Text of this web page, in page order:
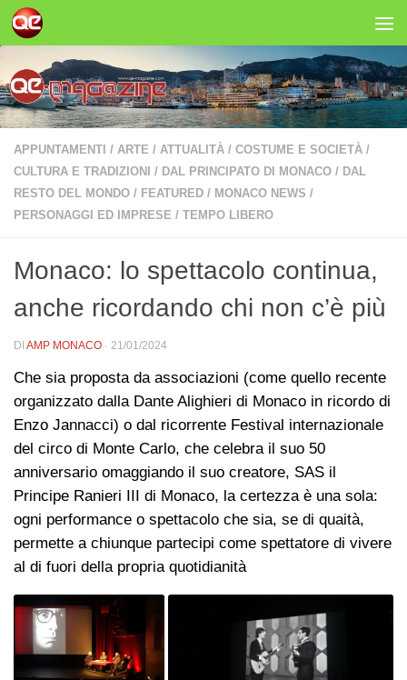
Salta al contenuto
APPUNTAMENTI / ARTE / ATTUALITÀ / COSTUME E SOCIETÀ /
CULTURA E TRADIZIONI
/ DAL PRINCIPATO DI MONACO / DAL
RESTO DEL MONDO / FEATURED / MONACO NEWS /
PERSONAGGI ED IMPRESE / TEMPO LIBERO
Monaco: lo spettacolo continua,
anche ricordando chi non c’è più
DI AMP MONACO · 21/01/2024
Che sia proposta da associazioni (come quello recente
organizzato dalla Dante Alighieri di Monaco in ricordo di
Enzo Jannacci) o dal ricorrente Festival internazionale
del circo di Monte Carlo, che celebra il suo 50
anniversario omaggiando il suo creatore, SAS il
Principe Ranieri III di Monaco, la certezza è una sola:
ogni performance o spettacolo che sia, se di quaità,
permette a chiunque partecipi come spettatore di vivere
al di fuori della propria quotidianità